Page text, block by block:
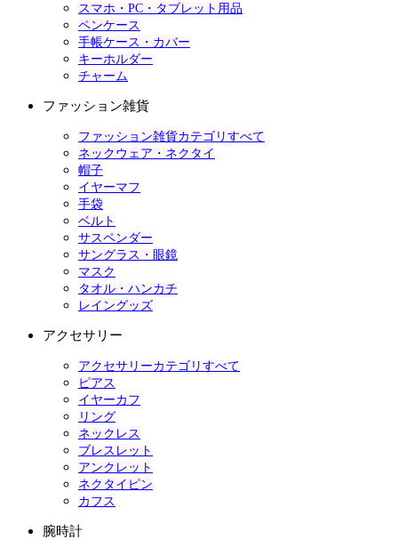
スマホ・PC・タブレット用品
ペンケース
手帳ケース・カバー
キーホルダー
チャーム
ファッション雑貨
ファッション雑貨カテゴリすべて
ネックウェア・ネクタイ
帽子
イヤーマフ
手袋
ベルト
サスペンダー
サングラス・眼鏡
マスク
タオル・ハンカチ
レイングッズ
アクセサリー
アクセサリーカテゴリすべて
ピアス
イヤーカフ
リング
ネックレス
ブレスレット
アンクレット
ネクタイピン
カフス
腕時計